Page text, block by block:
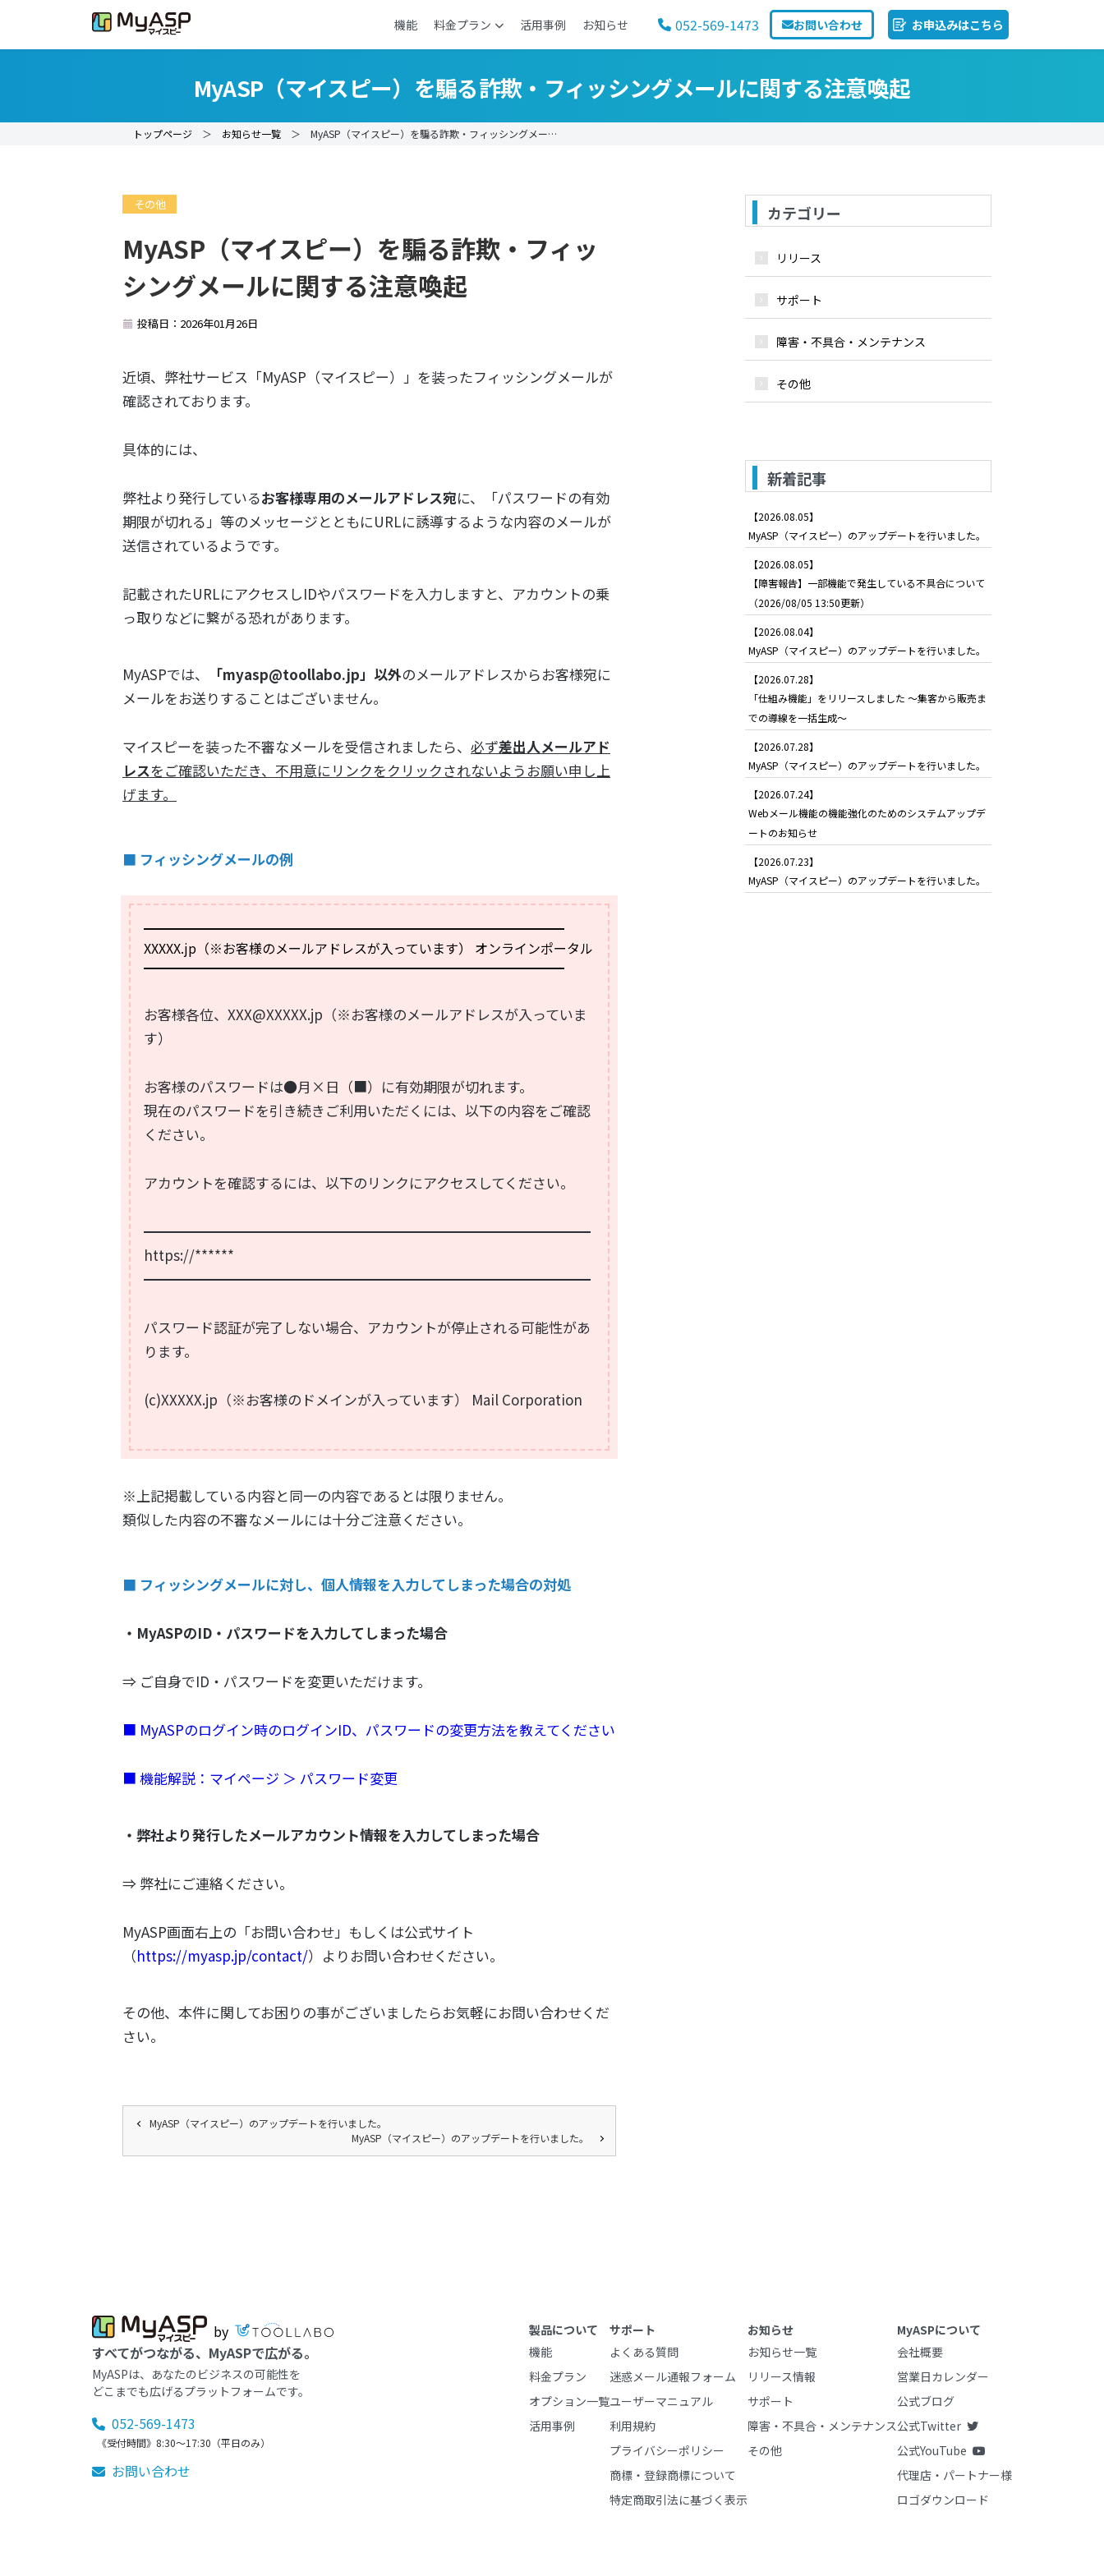
機能 料金プラン 活用事例 お知らせ 052-569-1473 お問い合わせ お申込みはこちら
MyASP（マイスピー）を騙る詐欺・フィッシングメールに関する注意喚起
トップページ ＞ お知らせ一覧 ＞ MyASP（マイスピー）を騙る詐欺・フィッシングメー…
その他
MyASP（マイスピー）を騙る詐欺・フィッ
シングメールに関する注意喚起
投稿日：2026年01月26日
近頃、弊社サービス「MyASP（マイスピー）」を装ったフィッシングメールが
確認されております。
具体的には、
弊社より発行しているお客様専用のメールアドレス宛に、「パスワードの有効
期限が切れる」等のメッセージとともにURLに誘導するような内容のメールが
送信されているようです。
記載されたURLにアクセスしIDやパスワードを入力しますと、アカウントの乗
っ取りなどに繋がる恐れがあります。
MyASPでは、 「myasp@toollabo.jp」以外のメールアドレスからお客様宛に
メールをお送りすることはございません。
マイスピーを装った不審なメールを受信されましたら、 必ず差出人メールアド
レスをご確認いただき、不用意にリンクをクリックされないようお願い申し上
げます。
■ フィッシングメールの例
━━━━━━━━━━━━━━━━━━━━━━━━━━━━━━━━
XXXXX.jp（※お客様のメールアドレスが入っています） オンラインポータル
━━━━━━━━━━━━━━━━━━━━━━━━━━━━━━━━
お客様各位、XXX@XXXXX.jp（※お客様のメールアドレスが入っていま
す）
お客様のパスワードは●月×日（■）に有効期限が切れます。
現在のパスワードを引き続きご利用いただくには、以下の内容をご確認
ください。
アカウントを確認するには、以下のリンクにアクセスしてください。
━━━━━━━━━━━━━━━━━━━━━━━━━━━━━━━━
https://******
━━━━━━━━━━━━━━━━━━━━━━━━━━━━━━━━
パスワード認証が完了しない場合、アカウントが停止される可能性があ
ります。
(c)XXXXX.jp（※お客様のドメインが入っています） Mail Corporation
※上記掲載している内容と同一の内容であるとは限りません。
類似した内容の不審なメールには十分ご注意ください。
■ フィッシングメールに対し、個人情報を入力してしまった場合の対処
・MyASPのID・パスワードを入力してしまった場合
⇒ ご自身でID・パスワードを変更いただけます。
■ MyASPのログイン時のログインID、パスワードの変更方法を教えてください
■ 機能解説：マイページ ＞ パスワード変更
・弊社より発行したメールアカウント情報を入力してしまった場合
⇒ 弊社にご連絡ください。
MyASP画面右上の「お問い合わせ」もしくは公式サイト
（https://myasp.jp/contact/）よりお問い合わせください。
その他、本件に関してお困りの事がございましたらお気軽にお問い合わせくだ
さい。
MyASP（マイスピー）のアップデートを行いました。
MyASP（マイスピー）のアップデートを行いました。
カテゴリー
リリース
サポート
障害・不具合・メンテナンス
その他
新着記事
【2026.08.05】
MyASP（マイスピー）のアップデートを行いました。
【2026.08.05】
【障害報告】一部機能で発生している不具合について
（2026/08/05 13:50更新）
【2026.08.04】
MyASP（マイスピー）のアップデートを行いました。
【2026.07.28】
「仕組み機能」をリリースしました ～集客から販売ま
での導線を一括生成～
【2026.07.28】
MyASP（マイスピー）のアップデートを行いました。
【2026.07.24】
Webメール機能の機能強化のためのシステムアップデ
ートのお知らせ
【2026.07.23】
MyASP（マイスピー）のアップデートを行いました。
by
すべてがつながる、MyASPで広がる。
MyASPは、あなたのビジネスの可能性を
どこまでも広げるプラットフォームです。
052-569-1473
《受付時間》8:30～17:30（平日のみ）
お問い合わせ
製品について
機能
料金プラン
オプション一覧
活用事例
サポート
よくある質問
迷惑メール通報フォーム
ユーザーマニュアル
利用規約
プライバシーポリシー
商標・登録商標について
特定商取引法に基づく表示
お知らせ
お知らせ一覧
リリース情報
サポート
障害・不具合・メンテナンス
その他
MyASPについて
会社概要
営業日カレンダー
公式ブログ
公式Twitter
公式YouTube
代理店・パートナー様
ロゴダウンロード